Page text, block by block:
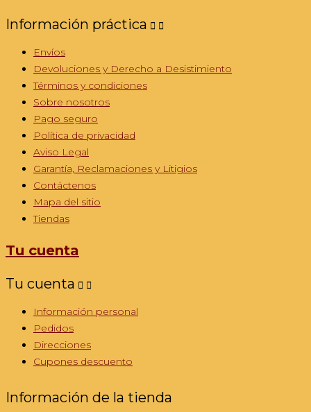
Información práctica  
Envíos
Devoluciones y Derecho a Desistimiento
Términos y condiciones
Sobre nosotros
Pago seguro
Política de privacidad
Aviso Legal
Garantía, Reclamaciones y Litigios
Contáctenos
Mapa del sitio
Tiendas
Tu cuenta
Tu cuenta  
Información personal
Pedidos
Direcciones
Cupones descuento
Información de la tienda